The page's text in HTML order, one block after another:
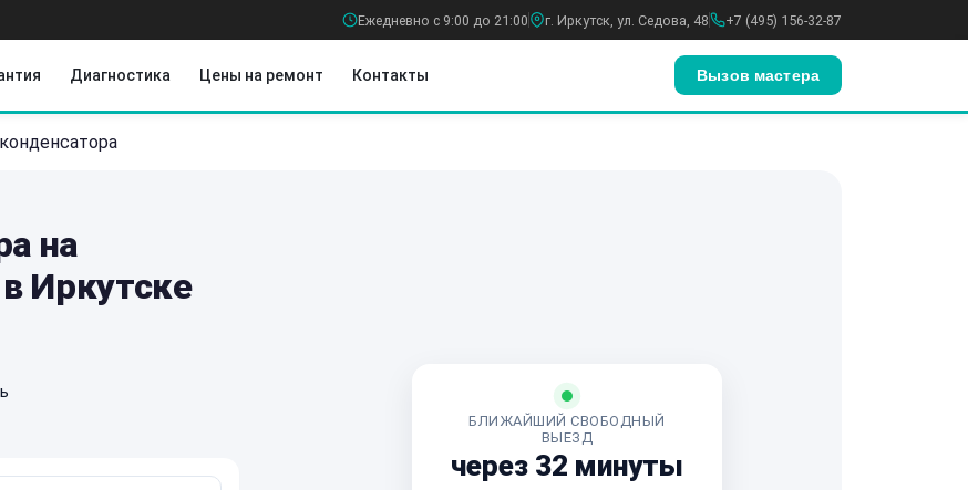
Ежедневно с 9:00 до 21:00 г. Иркутск, ул. Седова, 48 +7 (495) 156-32-87
Диагностика Цены на ремонт Контакты Вызов мастера
на
Иркутске
БЛИЖАЙШИЙ СВОБОДНЫЙ
ВЫЕЗД
через 32 минуты